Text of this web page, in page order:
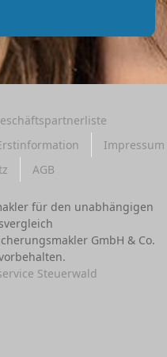
Impressum
AGB
für den unabhängigen
GmbH & Co.
Steuerwald